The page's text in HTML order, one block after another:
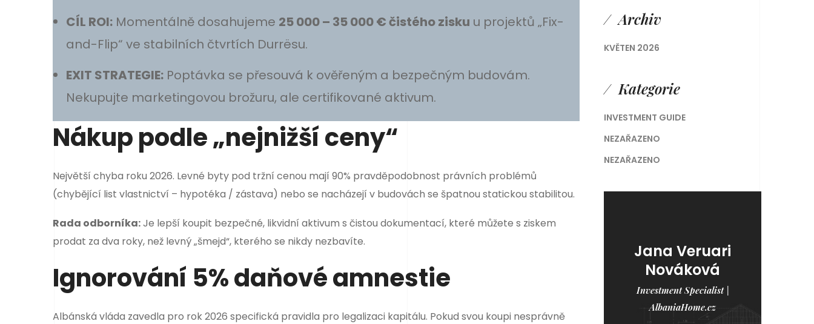
CÍL ROI: Momentálně dosahujeme 25 000 – 35 000 € čistého zisku u projektů „Fix-
and-Flip“ ve stabilních čtvrtích Durrësu.
EXIT STRATEGIE: Poptávka se přesouvá k ověřeným a bezpečným budovám.
Nekupujte marketingovou brožuru, ale certifikované aktivum.
Nákup podle „nejnižší ceny“
Největší chyba roku 2026. Levné byty pod tržní cenou mají 90% pravděpodobnost právních problémů
(chybějící list vlastnictví – hypotéka / zástava) nebo se nacházejí v budovách se špatnou statickou stabilitou.
Rada odborníka:Je lepší koupit bezpečné, likvidní aktivum s čistou dokumentací, které můžete s ziskem
prodat za dva roky, než levný „šmejd“, kterého se nikdy nezbavíte.
Ignorování 5% daňové amnestie
Albánská vláda zavedla pro rok 2026 specifická pravidla pro legalizaci kapitálu. Pokud svou koupi nesprávně
Archiv
KVĚTEN 2026
Kategorie
INVESTMENT GUIDE
NEZAŘAZENO
NEZAŘAZENO
Jana Veruari
Nováková
Investment Specialist |
AlbaniaHome.cz